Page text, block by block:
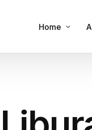
Home
Terms of Use